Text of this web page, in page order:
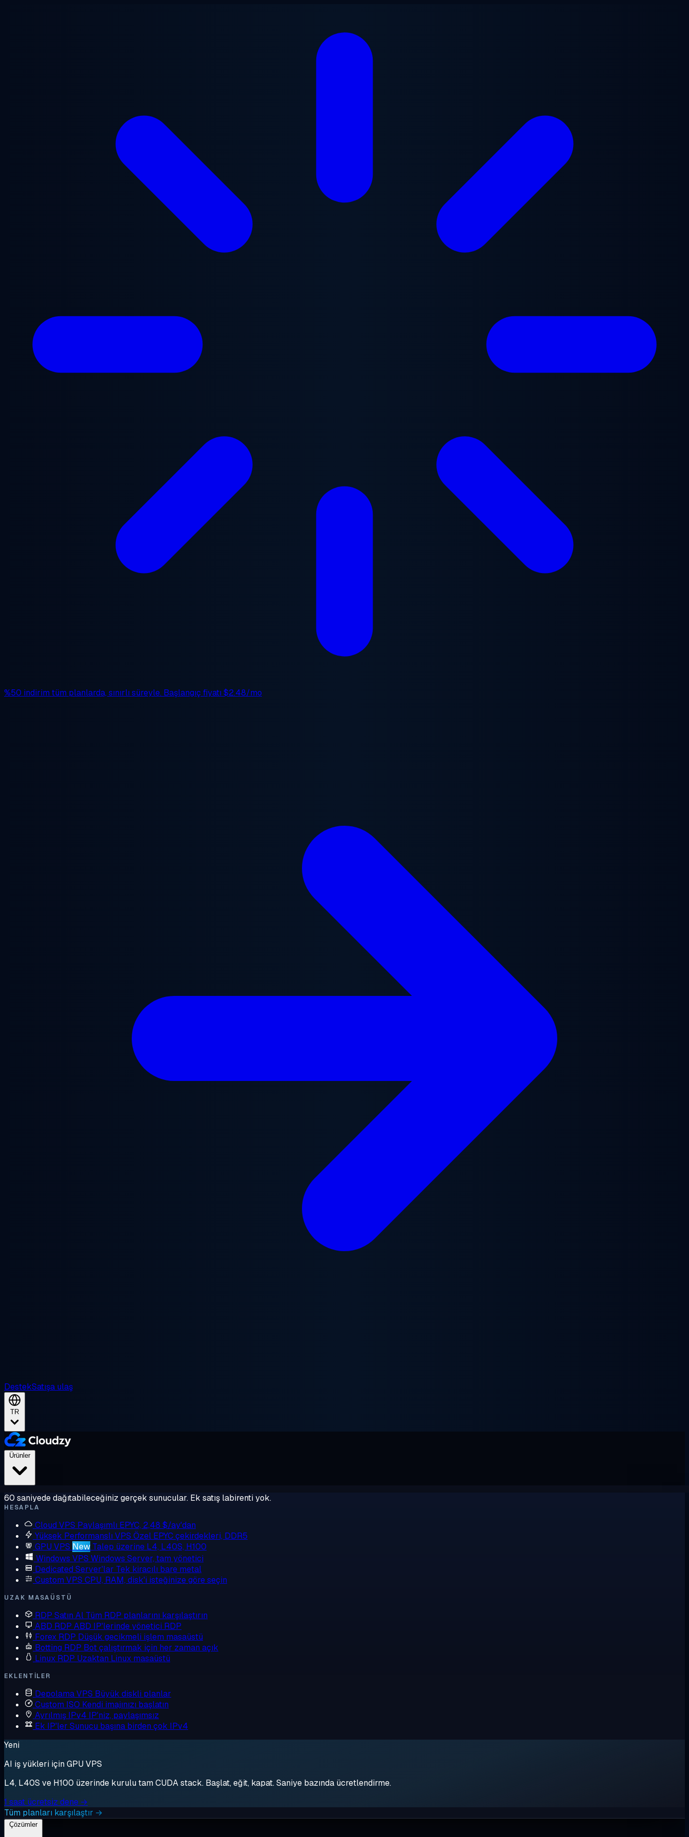
%50 indirim tüm planlarda, sınırlı süreyle. Başlangıç fiyatı $2.48/mo
DestekSatışa ulaş
TR
Ürünler
60 saniyede dağıtabileceğiniz gerçek sunucular. Ek satış labirenti yok.
HESAPLA
Cloud VPS Paylaşımlı EPYC, 2,48 $/ay'dan
Yüksek Performanslı VPS Özel EPYC çekirdekleri, DDR5
GPU VPS New Talep üzerine L4, L40S, H100
Windows VPS Windows Server, tam yönetici
Dedicated Server'lar Tek kiracılı bare metal
Custom VPS CPU, RAM, disk'i isteğinize göre seçin
UZAK MASAÜSTÜ
RDP Satın Al Tüm RDP planlarını karşılaştırın
ABD RDP ABD IP'lerinde yönetici RDP
Forex RDP Düşük gecikmeli işlem masaüstü
Botting RDP Bot çalıştırmak için her zaman açık
Linux RDP Uzaktan Linux masaüstü
EKLENTILER
Depolama VPS Büyük diskli planlar
Custom ISO Kendi imajınızı başlatın
Ayrılmış IPv4 IP'niz, paylaşımsız
Ek IP'ler Sunucu başına birden çok IPv4
Yeni
AI iş yükleri için GPU VPS
L4, L40S ve H100 üzerinde kurulu tam CUDA stack. Başlat, eğit, kapat. Saniye bazında ücretlendirme.
1 saat ücretsiz dene →
Tüm planları karşılaştır →
Çözümler